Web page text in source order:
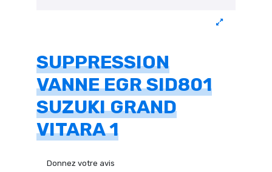
SUPPRESSION
VANNE EGR SID801
SUZUKI GRAND
VITARA 1
Donnez votre avis